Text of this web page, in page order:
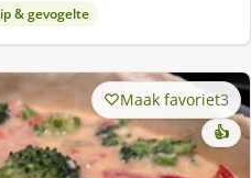
& gevogelte
Maak favoriet3
👍